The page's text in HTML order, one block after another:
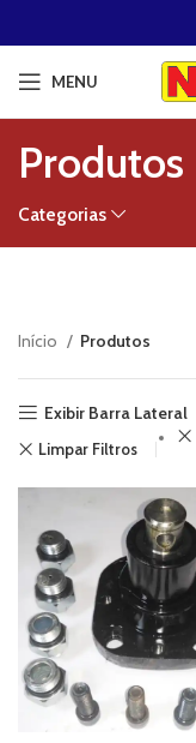
MENU
Produtos
Categorias
Início Produtos
Exibir Barra Lateral
Limpar Filtros